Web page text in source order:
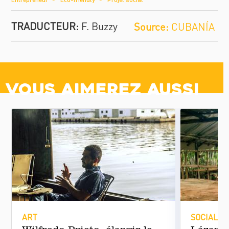
TRADUCTEUR: F. Buzzy CUBANÍA
Vous aimerez aussi
ART SOCIALE